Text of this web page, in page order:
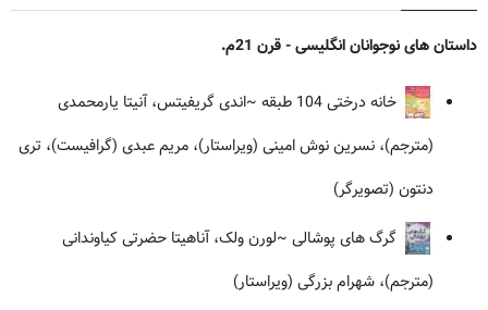
داستان های نوجوانان انگلیسی - قرن 21م.
خانه درختی 104 طبقه
~اندی گریفیتس، آنیتا یارمحمدی
(مترجم)، نسرین نوش امینی (ویراستار)، مریم عبدی (گرافیست)، تری
دنتون (تصویرگر)
گرگ های پوشالی ~لورن ولک، آناهیتا حضرتی کیاوندانی
(مترجم)، شهرام بزرگی (ویراستار)